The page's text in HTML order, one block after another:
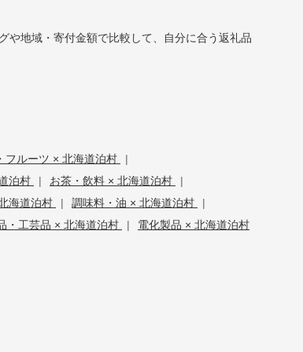
や地域・寄付金額で比較して、自分に合う返礼品
フルーツ × 北海道泊村
|
泊村 | お茶・飲料 × 北海道泊村
|
海道泊村 | 調味料・油 × 北海道泊村
|
・工芸品 × 北海道泊村 |
電化製品 × 北海道泊村